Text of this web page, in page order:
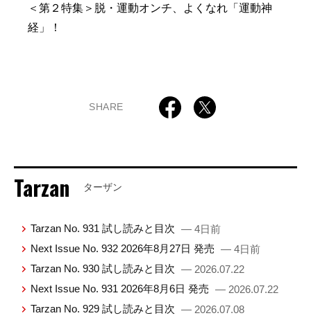
＜第２特集＞脱・運動オンチ、よくなれ「運動神
経」！
SHARE
Tarzan ターザン
Tarzan No. 931 試し読みと目次 — 4日前
Next Issue No. 932 2026年8月27日 発売 — 4日前
Tarzan No. 930 試し読みと目次 — 2026.07.22
Next Issue No. 931 2026年8月6日 発売 — 2026.07.22
Tarzan No. 929 試し読みと目次 — 2026.07.08